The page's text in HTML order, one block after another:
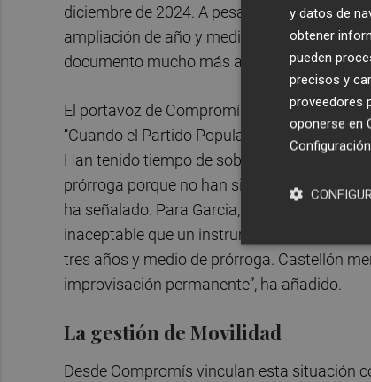
diciembre de 2024. A pesar de ello, el
ampliación de año y medio, se dispone
documento mucho más allá del plazo
El portavoz de Compromís, Ignasi Garcia,
“Cuando el Partido Popular llegó al
Han tenido tiempo de sobra para
prórroga porque no han sido capaces de
ha señalado. Para Garcia, esta situación
inaceptable que un instrumento clave para
tres años y medio de prórroga. Castellón
improvisación permanente”, ha añadido.
La gestión de Movilidad
Desde Compromís vinculan esta situación
y datos de
obtener
pueden
precisos y
proveedores
oponerse en